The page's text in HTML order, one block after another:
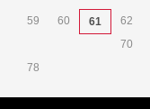
59 60 61 62
70
78